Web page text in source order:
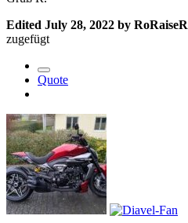
Edited July 28, 2022 by RoRaiseR
zugefügt
Quote